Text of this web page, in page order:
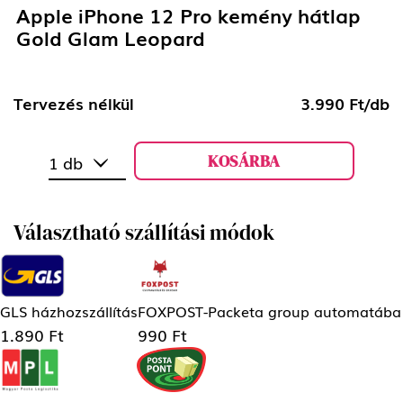
Apple iPhone 12 Pro kemény hátlap
Gold Glam Leopard
Tervezés nélkül 3.990 Ft/db
1 db KOSÁRBA
Választható szállítási módok
GLS házhozszállítás
1.890 Ft
FOXPOST-Packeta group automatába
990 Ft